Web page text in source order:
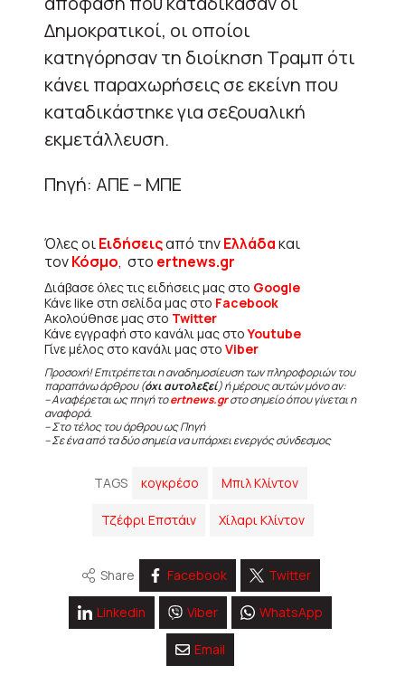
Δημοκρατικοί, οι οποίοι
κατηγόρησαν τη διοίκηση Τραμπ ότι
κάνει παραχωρήσεις σε εκείνη που
καταδικάστηκε για σεξουαλική
εκμετάλλευση.
Πηγή: ΑΠΕ – ΜΠΕ
Όλες οιΕιδήσειςαπό τηνΕλλάδακαι
τονΚόσμο, στο ertnews.gr
Διάβασε όλες τις ειδήσεις μας στο Google
Κάνε like στη σελίδα μας στο Facebook
Ακολούθησε μας στο Twitter
Κάνε εγγραφή στο κανάλι μας στοYoutube
Γίνε μέλος στο κανάλι μας στο Viber
Προσοχή! Επιτρέπεται η αναδημοσίευση των πληροφοριών του
παραπάνω άρθρου (όχι αυτολεξεί) ή μέρους αυτών μόνο αν:
– Αναφέρεται ως πηγή τοertnews.grστο σημείο όπου γίνεται η
αναφορά.
– Στο τέλος του άρθρου ως Πηγή
– Σε ένα από τα δύο σημεία να υπάρχει ενεργός σύνδεσμος
TAGS κογκρέσο Μπιλ Κλίντον
Τζέφρι Επστάιν Χίλαρι Κλίντον
Share Facebook Twitter
Linkedin Viber WhatsApp
Email